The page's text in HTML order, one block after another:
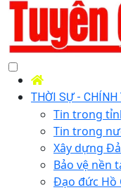
THỜI SỰ - CHÍNH
Tin trong
Tin trong
Xây dựng
Bảo vệ nền
Đạo đức Hồ